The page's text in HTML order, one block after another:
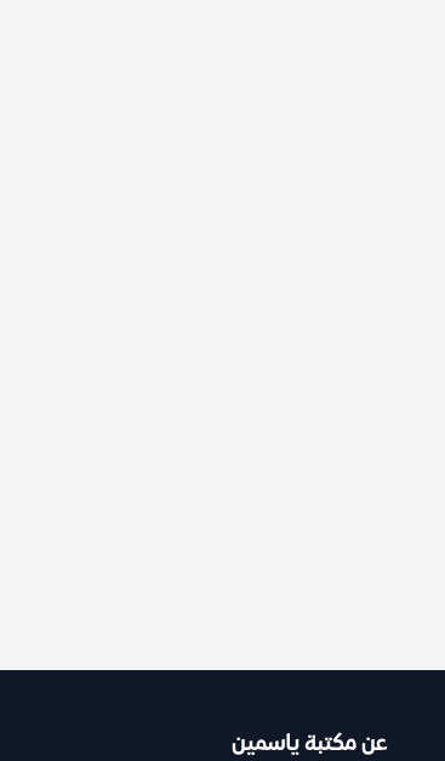
عن مكتبة ياسمين